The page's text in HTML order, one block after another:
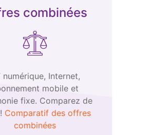
combinées
numérique, Internet,
mobile et
fixe. Comparez de
Comparatif des offres
combinées